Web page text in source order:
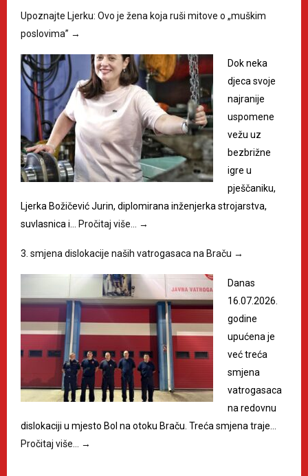
Upoznajte Ljerku: Ovo je žena koja ruši mitove o „muškim
poslovima” →
Dok neka
djeca svoje
najranije
uspomene
vežu uz
bezbrižne
igre u
pješčaniku,
Ljerka Božičević Jurin, diplomirana inženjerka strojarstva,
suvlasnica i… Pročitaj više… →
3. smjena dislokacije naših vatrogasaca na Braču →
Danas
16.07.2026.
godine
upućena je
već treća
smjena
vatrogasaca
na redovnu
dislokaciji u mjesto Bol na otoku Braču. Treća smjena traje…
Pročitaj više… →